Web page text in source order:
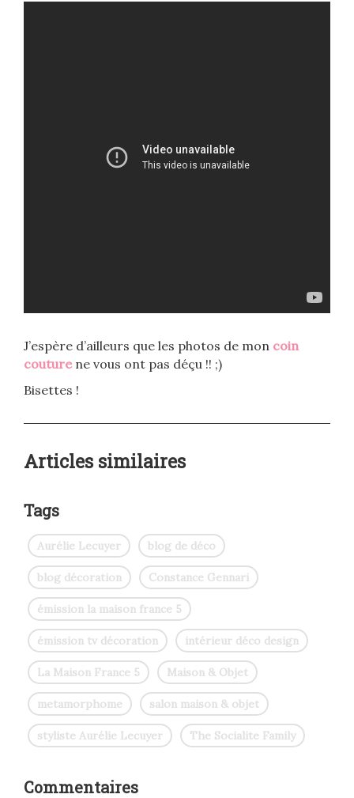
J’espère d’ailleurs que les photos de mon coin
couture ne vous ont pas déçu !! ;)
Bisettes !
Articles similaires
Tags
Aurélie Lecuyer blog de déco
blog décoration Constance Gennari
émission la maison france 5
émission tv décoration intérieur déco design
La Maison France 5 Maison & Objet
metamorphome salon maison & objet
styliste Aurélie Lecuyer The Socialite Family
Commentaires